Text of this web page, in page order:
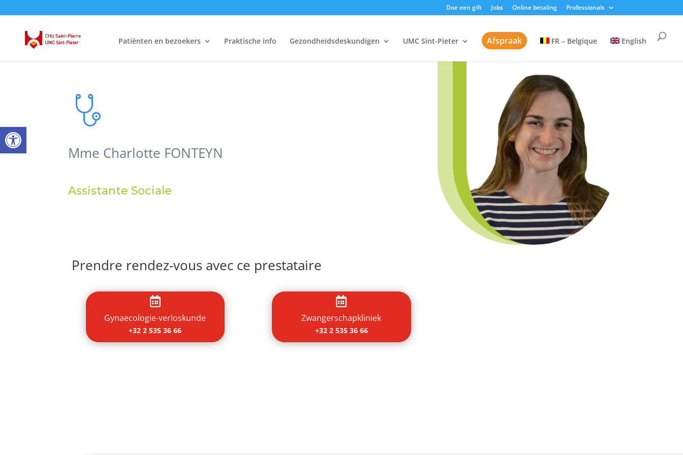
Open toolbar
Doe een gift Jobs Online betaling Professionals
Patiënten en bezoekers Praktische info Gezondheidsdeskundigen UMC Sint-Pieter Afspraak FR – Belgique English
Mme Charlotte FONTEYN
Assistante Sociale
Prendre rendez-vous avec ce prestataire

Gynaecologie-verloskunde
+32 2 535 36 66

Zwangerschapkliniek
+32 2 535 36 66